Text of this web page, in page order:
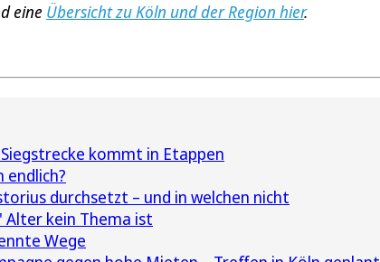
eine Übersicht zu Köln und der Region hier.
kommt in Etappen
endlich?
durchsetzt – und in welchen nicht
Alter kein Thema ist
Wege